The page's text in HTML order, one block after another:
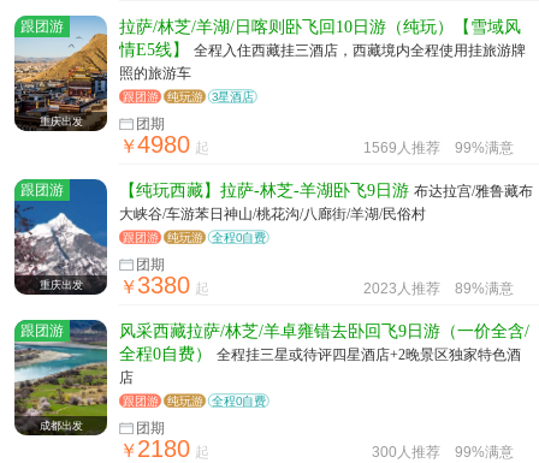
跟团游
重庆出发
拉萨/林芝/羊湖/日喀则卧飞回10日游（纯玩）【雪域风
情E5线】
全程入住西藏挂三酒店，西藏境内全程使用挂旅游牌
照的旅游车
跟团游 纯玩游 3星酒店
团期
￥4980 起 1569人推荐 99%满意
跟团游
重庆出发
【纯玩西藏】拉萨-林芝-羊湖卧飞9日游 布达拉宫/雅鲁藏布
大峡谷/车游苯日神山/桃花沟/八廊街/羊湖/民俗村
跟团游 纯玩游 全程0自费
团期
￥3380 起 2023人推荐 89%满意
跟团游
成都出发
风采西藏拉萨/林芝/羊卓雍错去卧回飞9日游（一价全含/
全程0自费）
全程挂三星或待评四星酒店+2晚景区独家特色酒
店
跟团游 纯玩游 全程0自费
团期
￥2180 起 300人推荐 99%满意